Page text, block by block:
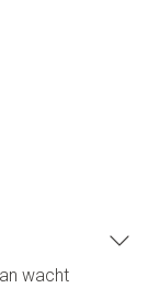
wacht